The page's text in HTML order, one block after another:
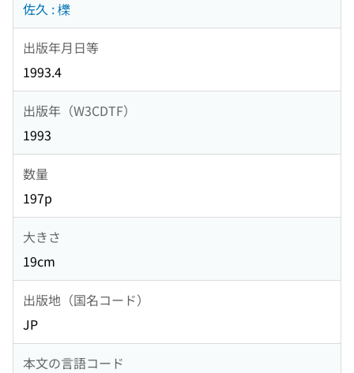
佐久 : 櫟
出版年月日等
1993.4
出版年（W3CDTF）
1993
数量
197p
大きさ
19cm
出版地（国名コード）
JP
本文の言語コード